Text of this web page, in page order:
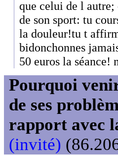
que celui de l
de son sport: tu
la douleur!tu t
bidonchonnes
50 euros la séance!
Pourquoi
de ses
rapport avec
(invité)